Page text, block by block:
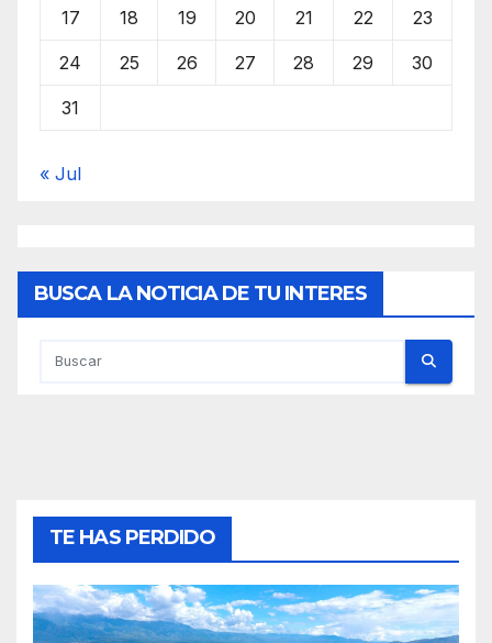
17 18 19 20 21 22 23
24 25 26 27 28 29 30
31
« Jul
BUSCA LA NOTICIA DE TU INTERES
TE HAS PERDIDO